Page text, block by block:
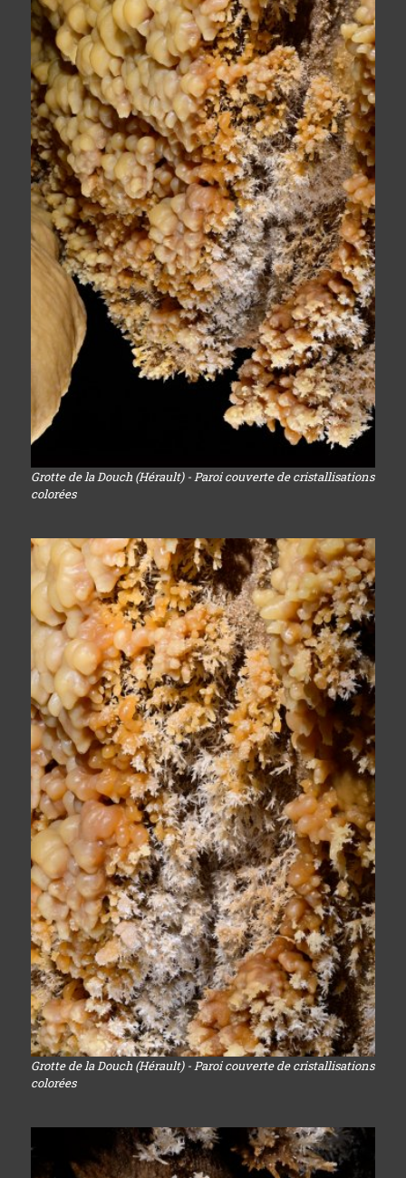
Grotte de la Douch (Hérault) - Paroi couverte de cristallisations
colorées
Grotte de la Douch (Hérault) - Paroi couverte de cristallisations
colorées